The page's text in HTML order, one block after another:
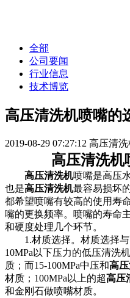
全部
公司要闻
行业信息
技术博览
高压清洗机喷嘴的
2019-08-29 07:27:12 高压清洗
高压清洗机
高压清洗机喷嘴是高压
也是高压清洗机最容易损坏
都希望喷嘴有较高的使用寿
嘴的更换频率。喷嘴的寿命
和硬度处理几个环节。
1.材质选择。材质选择
10MPa 以下压力的低压清洗
质；而15-100MPa中压和高
材质； 100MPa以上的超高压
和金刚石做喷嘴材质。